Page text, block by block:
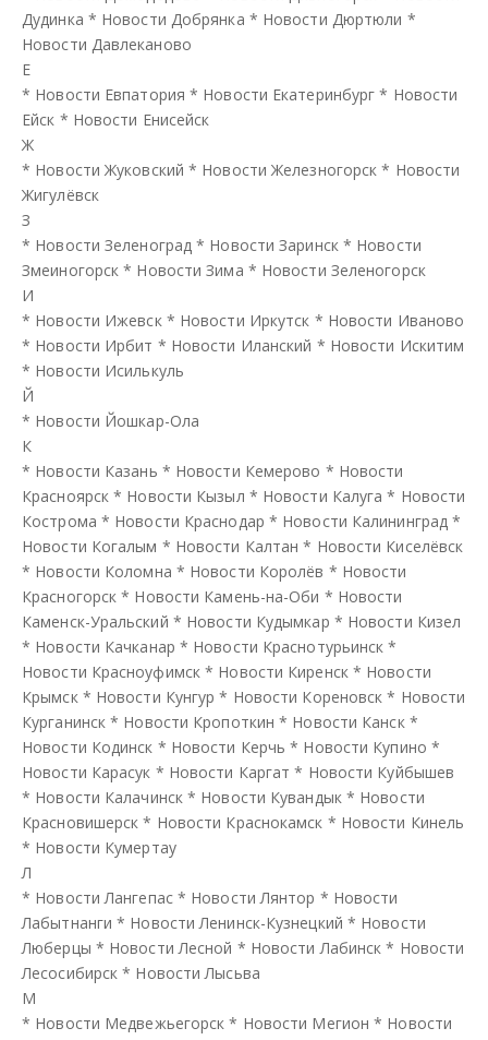
Дудинка * Новости Добрянка * Новости Дюртюли *
Новости Давлеканово
Е
* Новости Евпатория * Новости Екатеринбург * Новости
Ейск * Новости Енисейск
Ж
* Новости Жуковский * Новости Железногорск * Новости
Жигулёвск
З
* Новости Зеленоград * Новости Заринск * Новости
Змеиногорск * Новости Зима * Новости Зеленогорск
И
* Новости Ижевск * Новости Иркутск * Новости Иваново
* Новости Ирбит * Новости Иланский * Новости Искитим
* Новости Исилькуль
Й
* Новости Йошкар-Ола
К
* Новости Казань * Новости Кемерово * Новости
Красноярск * Новости Кызыл * Новости Калуга * Новости
Кострома * Новости Краснодар * Новости Калининград *
Новости Когалым * Новости Калтан * Новости Киселёвск
* Новости Коломна * Новости Королёв * Новости
Красногорск * Новости Камень-на-Оби * Новости
Каменск-Уральский * Новости Кудымкар * Новости Кизел
* Новости Качканар * Новости Краснотурьинск *
Новости Красноуфимск * Новости Киренск * Новости
Крымск * Новости Кунгур * Новости Кореновск * Новости
Курганинск * Новости Кропоткин * Новости Канск *
Новости Кодинск * Новости Керчь * Новости Купино *
Новости Карасук * Новости Каргат * Новости Куйбышев
* Новости Калачинск * Новости Кувандык * Новости
Красновишерск * Новости Краснокамск * Новости Кинель
* Новости Кумертау
Л
* Новости Лангепас* Новости Лянтор * Новости
Лабытнанги * Новости Ленинск-Кузнецкий * Новости
Люберцы * Новости Лесной * Новости Лабинск * Новости
Лесосибирск * Новости Лысьва
М
* Новости Медвежьегорск * Новости Мегион * Новости